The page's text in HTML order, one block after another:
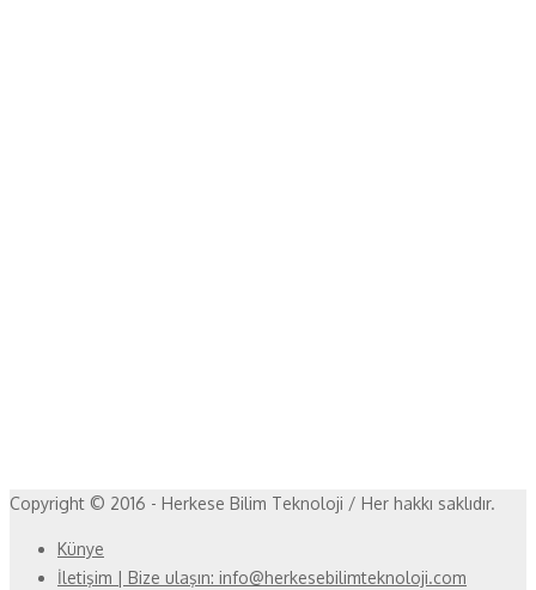
Copyright © 2016 - Herkese Bilim Teknoloji / Her hakkı saklıdır.
Künye
İletişim | Bize ulaşın: info@herkesebilimteknoloji.com